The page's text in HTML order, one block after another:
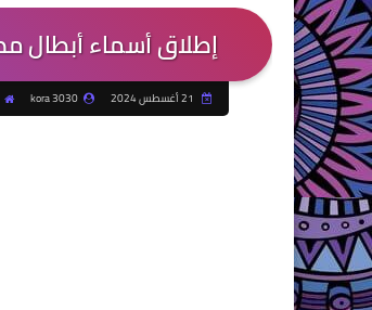
إطلاق أسماء أبطال
kora 3030